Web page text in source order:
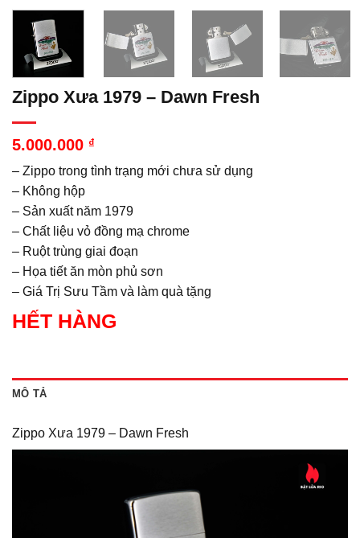
Zippo Xưa 1979 – Dawn Fresh
5.000.000 ₫
– Zippo trong tình trạng mới chưa sử dụng
– Không hộp
– Sản xuất năm 1979
– Chất liệu vỏ đồng mạ chrome
– Ruột trùng giai đoạn
– Họa tiết ăn mòn phủ sơn
– Giá Trị Sưu Tầm và làm quà tặng
HẾT HÀNG
MÔ TẢ
Zippo Xưa 1979 – Dawn Fresh